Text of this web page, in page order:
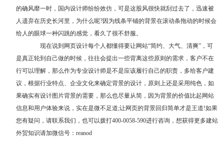
的确风靡一时，国内设计师纷纷效仿，可是这股风很快就刮过去了，迅速被
人遗弃在历史长河里，为什么呢?因为线条平铺的背景在滚动条拖动的时候会
给人的眼球一种闪跳的感觉，看久了很不舒服。
现在说到网页设计每个人都懂得要让网站“简约、大气、清爽”，可
是真正轮到自己做的时候，往往会提出一些背离这些原则的需求，客户不在
行可以理解，那么作为专业设计师是不是应该履行自己的职责，多给客户建
议，根据行业特点、企业文化来确定背景的设计，原则上还是采用纯色，如
果确实有设计图片背景的需要，那么也尽量从简，因为背景的价值比起网站
信息和用户体验来说，实在是微不足道;让网页的背景回归简单才是王道!如果
您有疑问，请联系我们 ，也可以拨打400-0058-590进行咨询，想获得更多建站
外贸知识请加微信号：reanod